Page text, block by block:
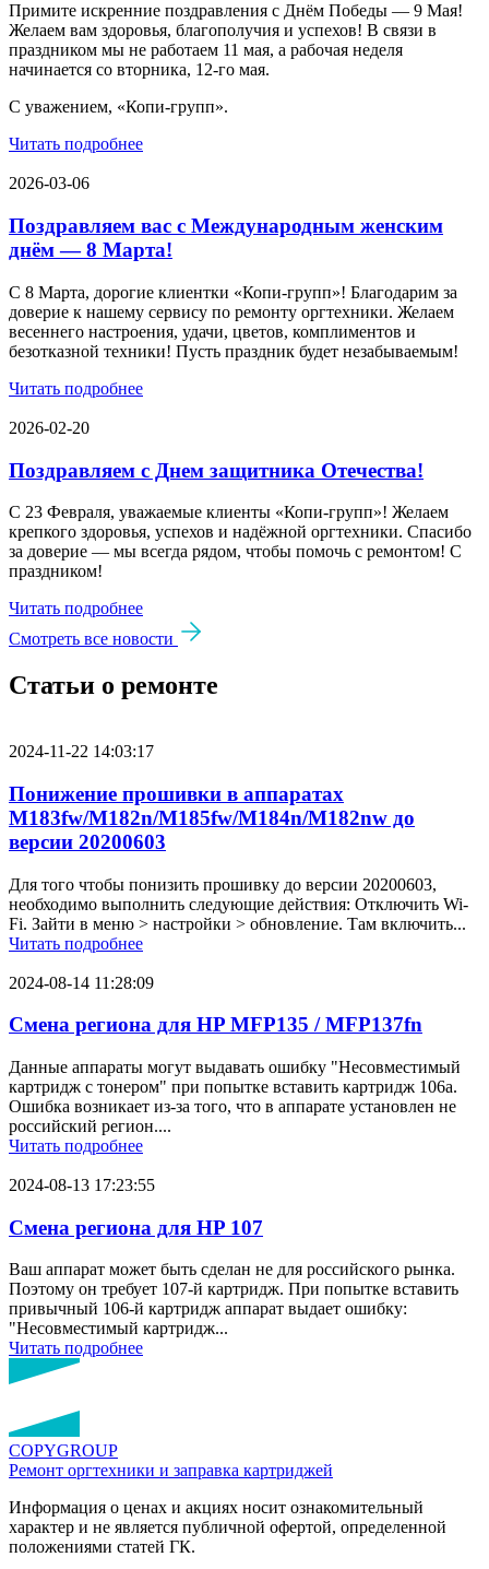
Примите искренние поздравления с Днём Победы — 9 Мая!
Желаем вам здоровья, благополучия и успехов! В связи в
праздником мы не работаем 11 мая, а рабочая неделя
начинается со вторника, 12-го мая.
С уважением, «Копи-групп».
Читать подробнее
2026-03-06
Поздравляем вас с Международным женским
днём — 8 Марта!
С 8 Марта, дорогие клиентки «Копи‑групп»! Благодарим за
доверие к нашему сервису по ремонту оргтехники. Желаем
весеннего настроения, удачи, цветов, комплиментов и
безотказной техники! Пусть праздник будет незабываемым!
Читать подробнее
2026-02-20
Поздравляем с Днем защитника Отечества!
С 23 Февраля, уважаемые клиенты «Копи‑групп»! Желаем
крепкого здоровья, успехов и надёжной оргтехники. Спасибо
за доверие — мы всегда рядом, чтобы помочь с ремонтом! С
праздником!
Читать подробнее
Смотреть все новости
Статьи о ремонте
2024-11-22 14:03:17
Понижение прошивки в аппаратах
M183fw/M182n/M185fw/M184n/M182nw до
версии 20200603
Для того чтобы понизить прошивку до версии 20200603,
необходимо выполнить следующие действия: Отключить Wi-
Fi. Зайти в меню > настройки > обновление. Там включить...
Читать подробнее
2024-08-14 11:28:09
Смена региона для HP MFP135 / MFP137fn
Данные аппараты могут выдавать ошибку "Несовместимый
картридж с тонером" при попытке вставить картридж 106a.
Ошибка возникает из-за того, что в аппарате установлен не
российский регион....
Читать подробнее
2024-08-13 17:23:55
Смена региона для HP 107
Ваш аппарат может быть сделан не для российского рынка.
Поэтому он требует 107-й картридж. При попытке вставить
привычный 106-й картридж аппарат выдает ошибку:
"Несовместимый картридж...
Читать подробнее
COPYGROUP
Ремонт оргтехники и заправка картриджей
Информация о ценах и акциях носит ознакомительный
характер и не является публичной офертой, определенной
положениями статей ГК.